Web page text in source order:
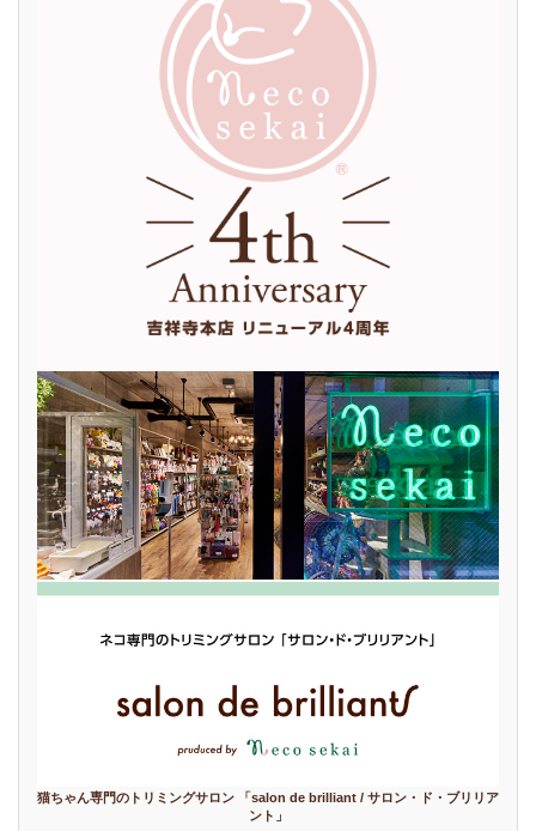
猫ちゃん専門のトリミングサロン 「salon de brilliant / サロン・ド・ブリリア
ント」